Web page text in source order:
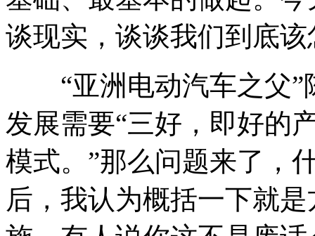
谈现实，谈谈我们到底
“亚洲电动汽车之父”
发展需要“三好，即好的
模式。”那么问题来了，
后，我认为概括一下就